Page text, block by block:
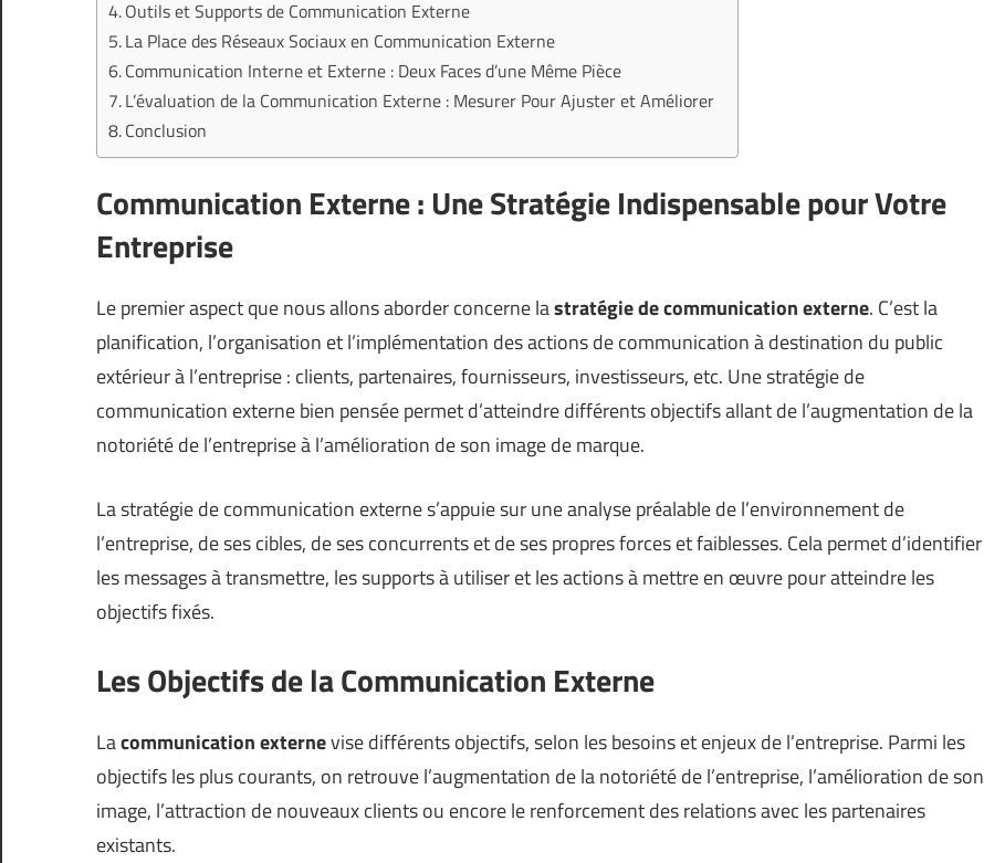
Outils et Supports de Communication Externe
La Place des Réseaux Sociaux en Communication Externe
Communication Interne et Externe : Deux Faces d’une Même Pièce
L’évaluation de la Communication Externe : Mesurer Pour Ajuster et Améliorer
Conclusion
Communication Externe : Une Stratégie Indispensable pour Votre
Entreprise
Le premier aspect que nous allons aborder concerne lastratégie de communication externe. C’est la
planification, l’organisation et l’implémentation des actions de communication à destination du public
extérieur à l’entreprise : clients, partenaires, fournisseurs, investisseurs, etc. Une stratégie de
communication externe bien pensée permet d’atteindre différents objectifs allant de l’augmentation de la
notoriété de l’entreprise à l’amélioration de son image de marque.
La stratégie de communication externe s’appuie sur une analyse préalable de l’environnement de
l’entreprise, de ses cibles, de ses concurrents et de ses propres forces et faiblesses. Cela permet d’identifier
les messages à transmettre, les supports à utiliser et les actions à mettre en œuvre pour atteindre les
objectifs fixés.
Les Objectifs de la Communication Externe
Lacommunication externevise différents objectifs, selon les besoins et enjeux de l’entreprise. Parmi les
objectifs les plus courants, on retrouve l’augmentation de la notoriété de l’entreprise, l’amélioration de son
image, l’attraction de nouveaux clients ou encore le renforcement des relations avec les partenaires
existants.